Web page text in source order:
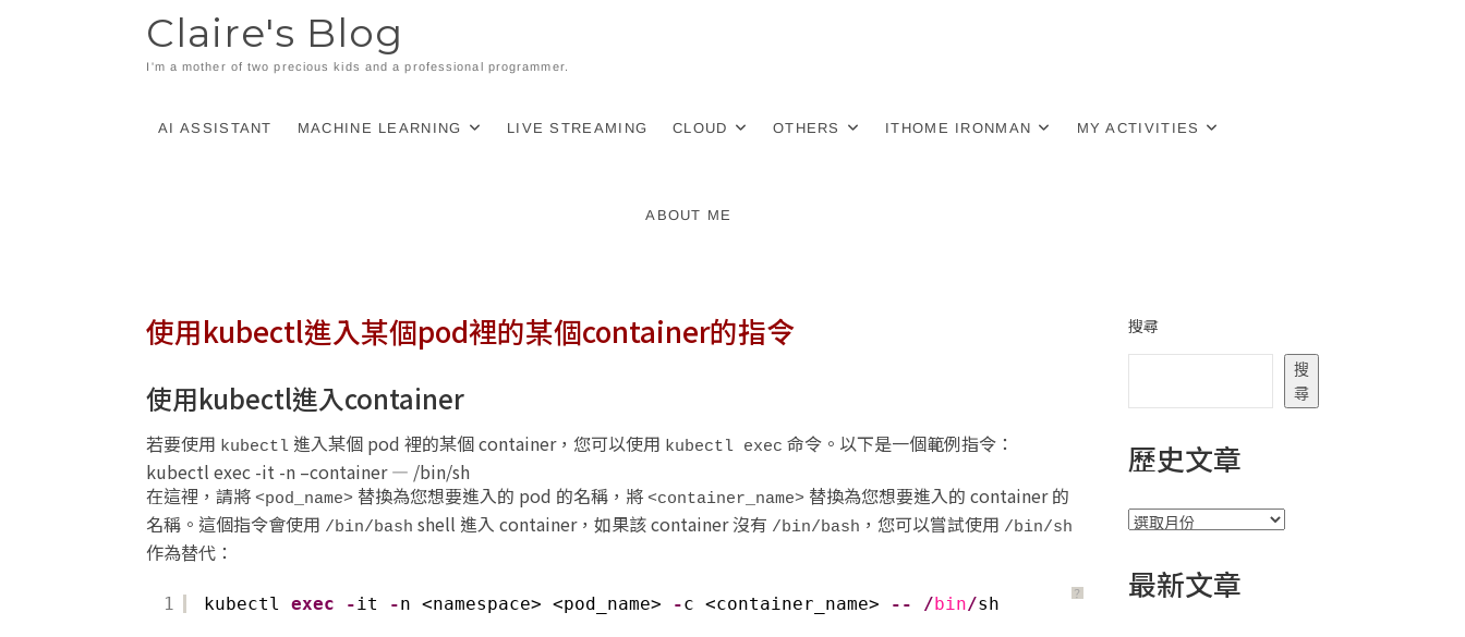
Claire's Blog
I'm a mother of two precious kids and a professional programmer.
AI ASSISTANT MACHINE LEARNING LIVE STREAMING CLOUD OTHERS ITHOME IRONMAN MY ACTIVITIES
ABOUT ME
使用kubectl進入某個pod裡的某個container的指令
使用kubectl進入container
若要使用 kubectl 進入某個 pod 裡的某個 container，您可以使用 kubectl exec 命令。以下是一個範例指令：
kubectl exec -it -n –container— /bin/sh
在這裡，請將<pod_name> 替換為您想要進入的 pod 的名稱，將<container_name> 替換為您想要進入的 container 的
名稱。這個指令會使用 /bin/bash shell 進入 container，如果該 container 沒有 /bin/bash ，您可以嘗試使用 /bin/sh
作為替代：
？
1 kubectl exec -it -n <namespace> <pod_name> -c <container_name> - - /bin/sh
搜尋
搜
尋
歷史文章
彙
最新文章